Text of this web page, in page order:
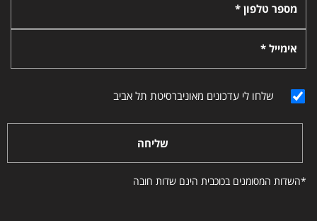
מספר טלפון *
אימייל *
שלחו לי עדכונים מאוניברסיטת תל אביב
שליחה
*השדות המסומנים בכוכבית הינם שדות חובה